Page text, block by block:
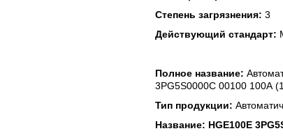
Степень загрязнения: 3
Действующий стандарт:
Полное название:
3PG5S0000C 00100 100А
Тип продукции:
Название: HGE100E